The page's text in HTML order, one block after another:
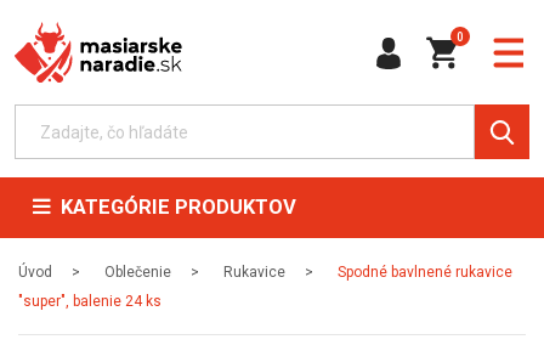
0
KATEGÓRIE PRODUKTOV
Úvod Oblečenie Rukavice
Spodné bavlnené rukavice
"super", balenie 24 ks